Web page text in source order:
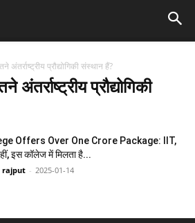
अंतर्राष्ट्रीय प्रौद्योगिकी संस्थान हैं?
प्रौद्योगिकी
Offers Over One Crore Package: IIT,
इस कॉलेज में मिलता है...
rajput - 2025-01-14